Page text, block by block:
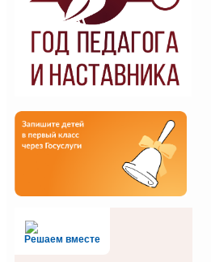
Решаем вместе